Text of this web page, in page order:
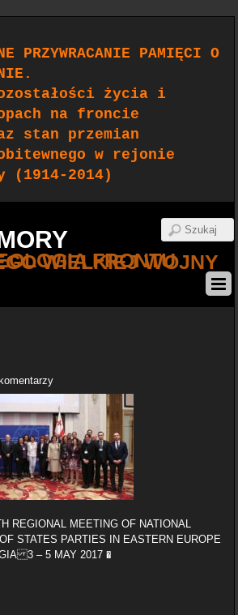
PRZYWRACANIE PAMIĘCI O
życia i
na froncie
stan przemian
w rejonie
(1914-2014)
WSCHODNIEGO WIELKIEJ WOJNY
REGIONAL MEETING OF NATIONAL
STATES PARTIES IN EASTERN EUROPE
3 – 5 MAY 2017 �